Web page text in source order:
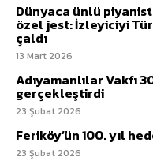
Dünyaca ünlü piyanist
özel jest: İzleyiciyi
çaldı
13 Mart 2026
Adıyamanlılar Vakfı
gerçekleştirdi
23 Şubat 2026
Feriköy’ün 100. yıl
23 Şubat 2026